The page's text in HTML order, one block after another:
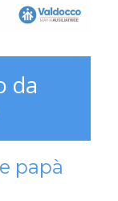
da
papà